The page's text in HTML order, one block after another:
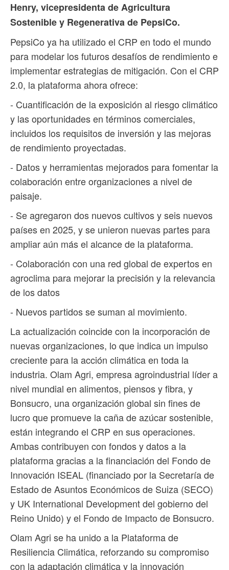
Henry, vicepresidenta de Agricultura
Sostenible y Regenerativa de PepsiCo.
PepsiCo ya ha utilizado el CRP en todo el mundo
para modelar los futuros desafíos de rendimiento e
implementar estrategias de mitigación. Con el CRP
2.0, la plataforma ahora ofrece:
- Cuantificación de la exposición al riesgo climático
y las oportunidades en términos comerciales,
incluidos los requisitos de inversión y las mejoras
de rendimiento proyectadas.
- Datos y herramientas mejorados para fomentar la
colaboración entre organizaciones a nivel de
paisaje.
- Se agregaron dos nuevos cultivos y seis nuevos
países en 2025, y se unieron nuevas partes para
ampliar aún más el alcance de la plataforma.
- Colaboración con una red global de expertos en
agroclima para mejorar la precisión y la relevancia
de los datos
- Nuevos partidos se suman al movimiento.
La actualización coincide con la incorporación de
nuevas organizaciones, lo que indica un impulso
creciente para la acción climática en toda la
industria. Olam Agri, empresa agroindustrial líder a
nivel mundial en alimentos, piensos y fibra, y
Bonsucro, una organización global sin fines de
lucro que promueve la caña de azúcar sostenible,
están integrando el CRP en sus operaciones.
Ambas contribuyen con fondos y datos a la
plataforma gracias a la financiación del Fondo de
Innovación ISEAL (financiado por la Secretaría de
Estado de Asuntos Económicos de Suiza (SECO)
y UK International Development del gobierno del
Reino Unido) y el Fondo de Impacto de Bonsucro.
Olam Agri se ha unido a la Plataforma de
Resiliencia Climática, reforzando su compromiso
con la adaptación climática y la innovación